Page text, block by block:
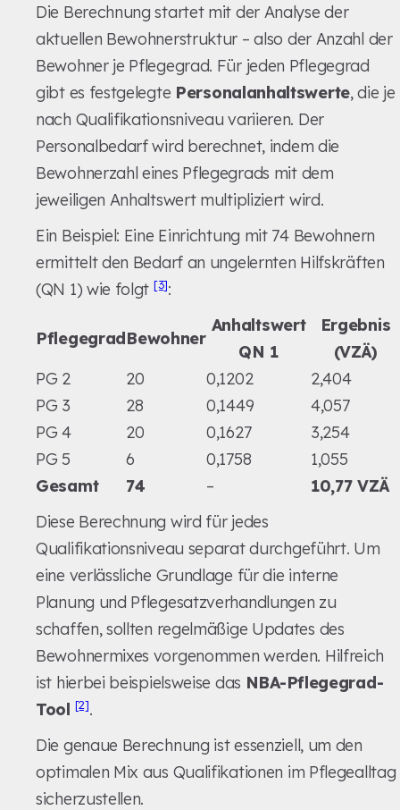
Die Berechnung startet mit der Analyse der
aktuellen Bewohnerstruktur – also der Anzahl der
Bewohner je Pflegegrad. Für jeden Pflegegrad
gibt es festgelegte Personalanhaltswerte, die je
nach Qualifikationsniveau variieren. Der
Personalbedarf wird berechnet, indem die
Bewohnerzahl eines Pflegegrads mit dem
jeweiligen Anhaltswert multipliziert wird.
Ein Beispiel: Eine Einrichtung mit 74 Bewohnern
ermittelt den Bedarf an ungelernten Hilfskräften
(QN 1) wie folgt [3]:
PflegegradBewohner
Anhaltswert
QN 1
Ergebnis
(VZÄ)
PG 2
20 0,1202
2,404
PG 3
28 0,1449
4,057
PG 4
20 0,1627
3,254
PG 5
6 0,1758
1,055
Gesamt
74 –
10,77 VZÄ
Diese Berechnung wird für jedes
Qualifikationsniveau separat durchgeführt. Um
eine verlässliche Grundlage für die interne
Planung und Pflegesatzverhandlungen zu
schaffen, sollten regelmäßige Updates des
Bewohnermixes vorgenommen werden. Hilfreich
ist hierbei beispielsweise das NBA-Pflegegrad-
Tool [2].
Die genaue Berechnung ist essenziell, um den
optimalen Mix aus Qualifikationen im Pflegealltag
sicherzustellen.